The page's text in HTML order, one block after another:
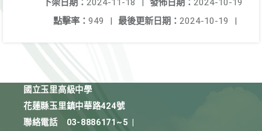
發佈日期： 2024-10-19
下架日期： 2024-11-18
|
最後更新日期： 2024-10-19 |
點擊率： 949 |
國立玉里高級中學
花蓮縣玉里鎮中華路424號
聯絡電話
03-8886171~5